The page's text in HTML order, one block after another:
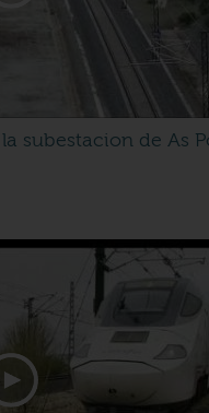
subestacion de As